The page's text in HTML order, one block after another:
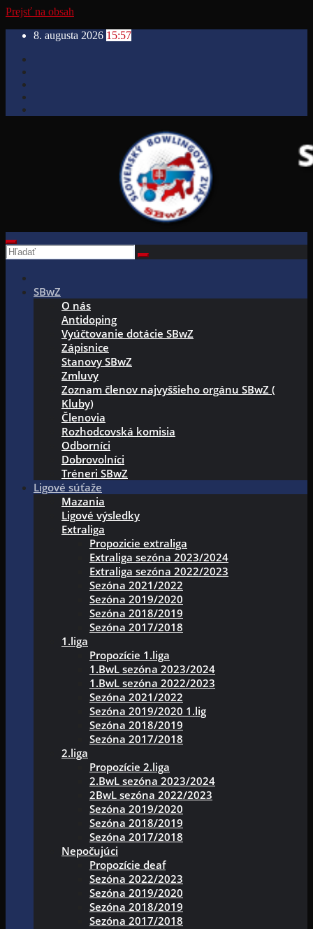
Prejsť na obsah
8. augusta 2026 15:57
SBwZ
O nás
Antidoping
Vyúčtovanie dotácie SBwZ
Zápisnice
Stanovy SBwZ
Zmluvy
Zoznam členov najvyššieho orgánu SBwZ (
Kluby)
Členovia
Rozhodcovská komisia
Odborníci
Dobrovolníci
Tréneri SBwZ
Ligové súťaže
Mazania
Ligové výsledky
Extraliga
Propozicie extraliga
Extraliga sezóna 2023/2024
Extraliga sezóna 2022/2023
Sezóna 2021/2022
Sezóna 2019/2020
Sezóna 2018/2019
Sezóna 2017/2018
1.liga
Propozície 1.liga
1.BwL sezóna 2023/2024
1.BwL sezóna 2022/2023
Sezóna 2021/2022
Sezóna 2019/2020 1.lig
Sezóna 2018/2019
Sezóna 2017/2018
2.liga
Propozície 2.liga
2.BwL sezóna 2023/2024
2BwL sezóna 2022/2023
Sezóna 2019/2020
Sezóna 2018/2019
Sezóna 2017/2018
Nepočujúci
Propozície deaf
Sezóna 2022/2023
Sezóna 2019/2020
Sezóna 2018/2019
Sezóna 2017/2018